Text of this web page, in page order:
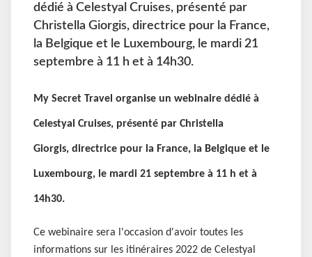
dédié à Celestyal Cruises, présenté par
Christella Giorgis, directrice pour la France,
la Belgique et le Luxembourg, le mardi 21
septembre à 11 h et à 14h30.
My Secret Travel organise un webinaire dédié à
Celestyal Cruises, présenté par Christella
Giorgis, directrice pour la France, la Belgique et le
Luxembourg, le mardi 21 septembre à 11 h et à
14h30.
Ce webinaire sera l'occasion d'avoir toutes les
informations sur les itinéraires 2022 de Celestyal